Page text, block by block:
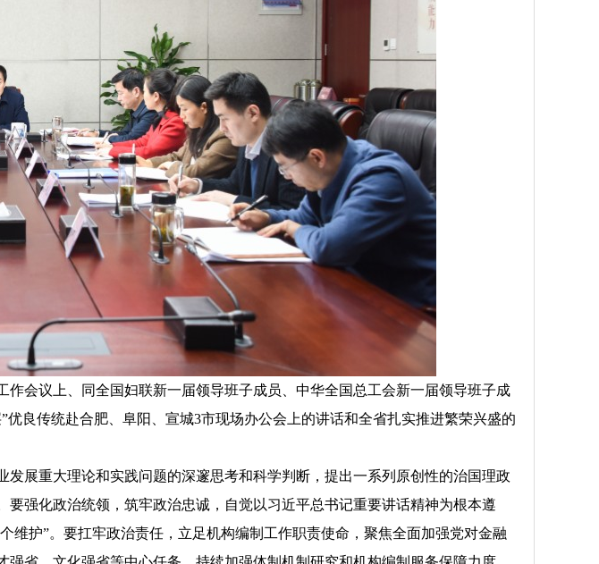
会议上、同全国妇联新一届领导班子成员、中华全国总工会新一届领导班子成
良传统赴合肥、阜阳、宣城3市现场办公会上的讲话和全省扎实推进繁荣兴盛的
展重大理论和实践问题的深邃思考和科学判断，提出一系列原创性的治国理政
强化政治统领，筑牢政治忠诚，自觉以习近平总书记重要讲话精神为根本遵
维护”。要扛牢政治责任，立足机构编制工作职责使命，聚焦全面加强党对金融